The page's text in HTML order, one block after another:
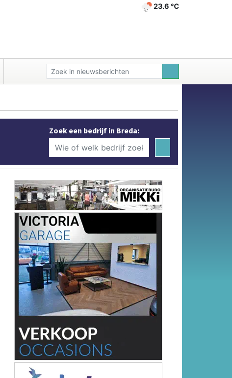
23.6 ℃
Zoek een bedrijf in Breda: